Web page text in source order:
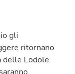
gli
ritornano
delle Lodole